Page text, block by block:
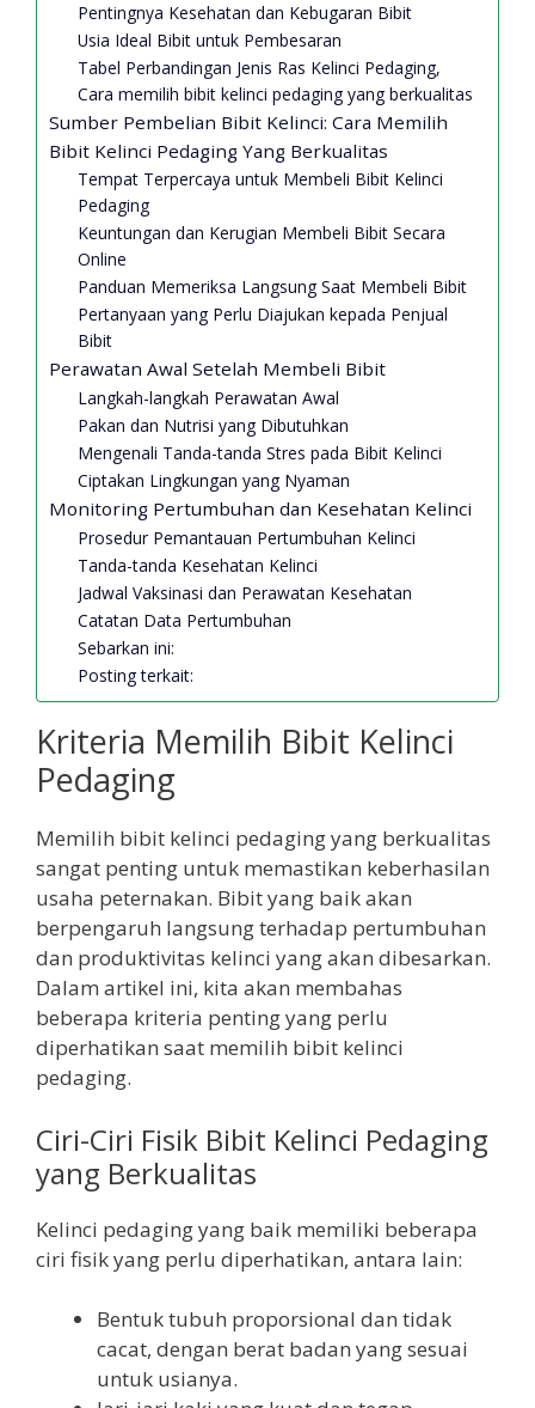
Pentingnya Kesehatan dan Kebugaran Bibit
Usia Ideal Bibit untuk Pembesaran
Tabel Perbandingan Jenis Ras Kelinci Pedaging,
Cara memilih bibit kelinci pedaging yang berkualitas
Sumber Pembelian Bibit Kelinci: Cara Memilih
Bibit Kelinci Pedaging Yang Berkualitas
Tempat Terpercaya untuk Membeli Bibit Kelinci
Pedaging
Keuntungan dan Kerugian Membeli Bibit Secara
Online
Panduan Memeriksa Langsung Saat Membeli Bibit
Pertanyaan yang Perlu Diajukan kepada Penjual
Bibit
Perawatan Awal Setelah Membeli Bibit
Langkah-langkah Perawatan Awal
Pakan dan Nutrisi yang Dibutuhkan
Mengenali Tanda-tanda Stres pada Bibit Kelinci
Ciptakan Lingkungan yang Nyaman
Monitoring Pertumbuhan dan Kesehatan Kelinci
Prosedur Pemantauan Pertumbuhan Kelinci
Tanda-tanda Kesehatan Kelinci
Jadwal Vaksinasi dan Perawatan Kesehatan
Catatan Data Pertumbuhan
Sebarkan ini:
Posting terkait:
Kriteria Memilih Bibit Kelinci
Pedaging
Memilih bibit kelinci pedaging yang berkualitas
sangat penting untuk memastikan keberhasilan
usaha peternakan. Bibit yang baik akan
berpengaruh langsung terhadap pertumbuhan
dan produktivitas kelinci yang akan dibesarkan.
Dalam artikel ini, kita akan membahas
beberapa kriteria penting yang perlu
diperhatikan saat memilih bibit kelinci
pedaging.
Ciri-Ciri Fisik Bibit Kelinci Pedaging
yang Berkualitas
Kelinci pedaging yang baik memiliki beberapa
ciri fisik yang perlu diperhatikan, antara lain:
Bentuk tubuh proporsional dan tidak
cacat, dengan berat badan yang sesuai
untuk usianya.